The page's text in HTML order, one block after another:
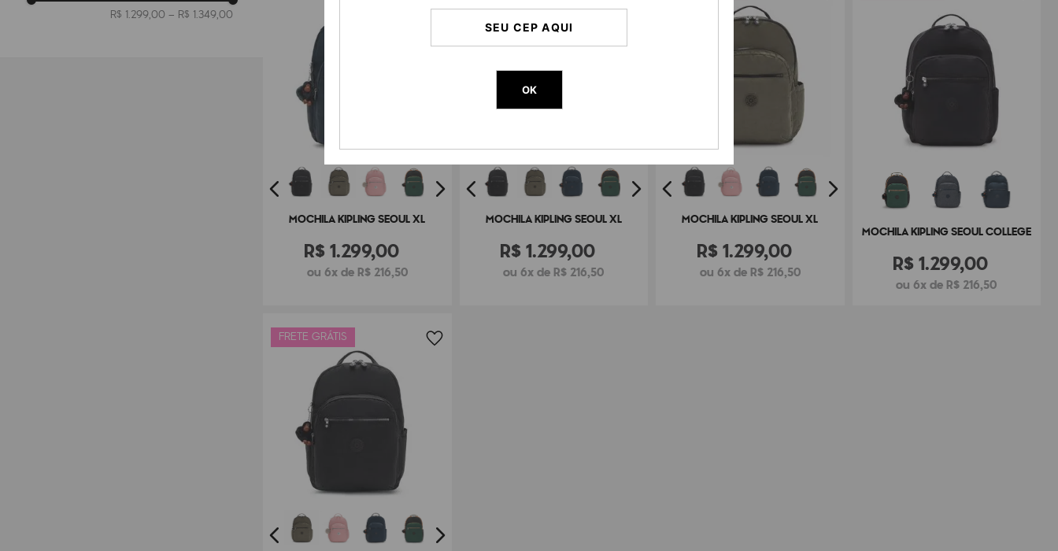
R$ 1.299,00 – R$ 1.349,00
MOCHILA KIPLING SEOUL XL
R$1.299,00
ou 6x de R$ 216,50
MOCHILA KIPLING SEOUL XL
R$ 1.299,00
ou 6x de R$ 216,50
MOCHILA KIPLING SEOUL XL
R$1.299,00
ou 6x de R$ 216,50
MOCHILA KIPLING SEOUL COLLEGE
R$ 1.299,00
ou 6x de R$ 216,50
FRETE GRÁTIS
OK